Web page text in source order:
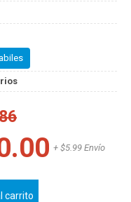
+ $5.99 Envío
carrito